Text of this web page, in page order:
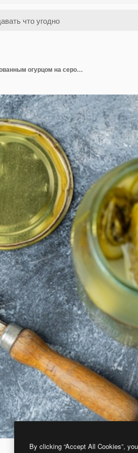
Крупным планом фото открытой банки с маринованным огурцом на сером столе.
By clicking “Accept All Cookies”,